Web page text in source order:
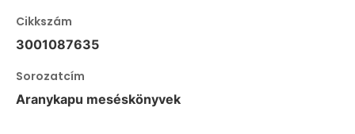
Cikkszám
3001087635
Sorozatcím
Aranykapu meséskönyvek